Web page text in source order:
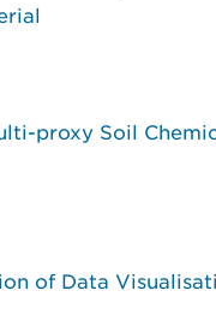
proxy Soil
of Data